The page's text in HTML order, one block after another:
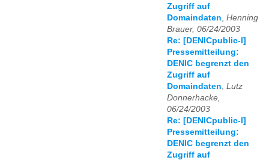
Zugriff auf
Domaindaten Henning
Brauer, 06/24/2003
Re: [DENICpublic-l]
Pressemitteilung:
DENIC begrenzt den
Zugriff auf
Domaindaten Lutz
Donnerhacke,
06/24/2003
Re: [DENICpublic-l]
Pressemitteilung:
DENIC begrenzt den
Zugriff auf